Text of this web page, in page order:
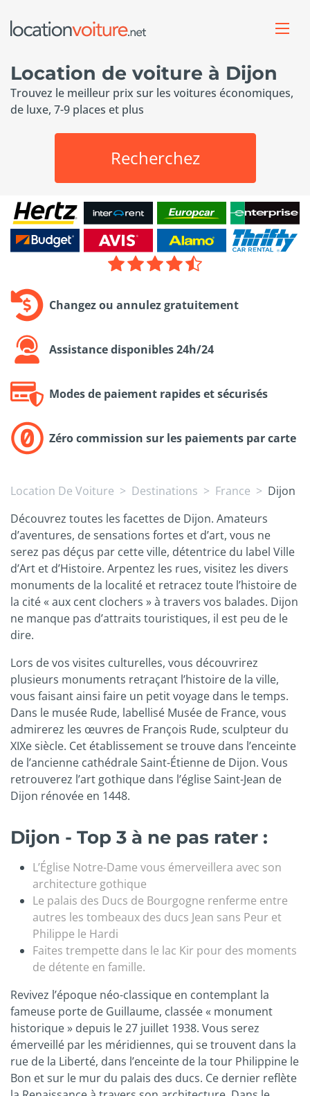
Location de voiture à Dijon
Trouvez le meilleur prix sur les voitures économiques,
de luxe, 7-9 places et plus
Recherchez
Changez ou annulez gratuitement
Assistance disponibles 24h/24
Modes de paiement rapides et sécurisés
Zéro commission sur les paiements par carte
Location De Voiture Destinations France
Dijon
Découvrez toutes les facettes de Dijon. Amateurs
d’aventures, de sensations fortes et d’art, vous ne
serez pas déçus par cette ville, détentrice du label Ville
d’Art et d’Histoire. Arpentez les rues, visitez les divers
monuments de la localité et retracez toute l’histoire de
la cité « aux cent clochers » à travers vos balades. Dijon
ne manque pas d’attraits touristiques, il est peu de le
dire.
Lors de vos visites culturelles, vous découvrirez
plusieurs monuments retraçant l’histoire de la ville,
vous faisant ainsi faire un petit voyage dans le temps.
Dans le musée Rude, labellisé Musée de France, vous
admirerez les œuvres de François Rude, sculpteur du
XIXe siècle. Cet établissement se trouve dans l’enceinte
de l’ancienne cathédrale Saint-Étienne de Dijon. Vous
retrouverez l’art gothique dans l’église Saint-Jean de
Dijon rénovée en 1448.
Dijon - Top 3 à ne pas rater :
L’Église Notre-Dame vous émerveillera avec son
architecture gothique
Le palais des Ducs de Bourgogne renferme entre
autres les tombeaux des ducs Jean sans Peur et
Philippe le Hardi
Faites trempette dans le lac Kir pour des moments
de détente en famille.
Revivez l’époque néo-classique en contemplant la
fameuse porte de Guillaume, classée « monument
historique » depuis le 27 juillet 1938. Vous serez
émerveillé par les méridiennes, qui se trouvent dans la
rue de la Liberté, dans l’enceinte de la tour Philippine le
Bon et sur le mur du palais des ducs. Ce dernier reflète